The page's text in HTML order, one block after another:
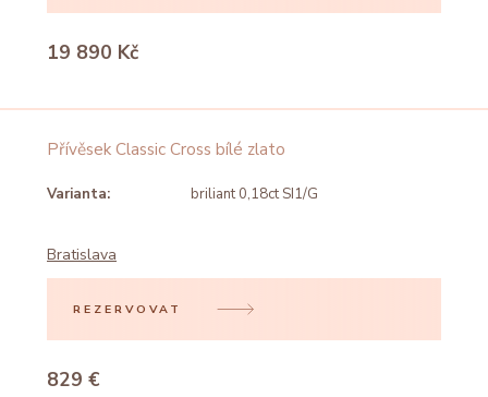
19 890 Kč
Přívěsek Classic Cross bílé zlato
Varianta: briliant 0,18ct SI1/G
Bratislava
REZERVOVAT
829 €